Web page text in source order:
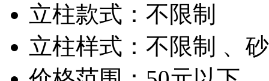
立柱款式：不限制
立柱样式：不限制 、